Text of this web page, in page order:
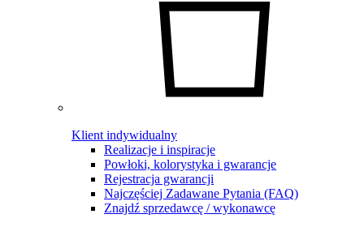
Klient indywidualny
Realizacje i inspiracje
Powłoki, kolorystyka i gwarancje
Rejestracja gwarancji
Najczęściej Zadawane Pytania (FAQ)
Znajdź sprzedawcę / wykonawcę